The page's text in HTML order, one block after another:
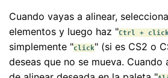
Cuando vayas a alinear,
elementos y luego haz "Ctrl +
simplemente "click" (si es CS2 o
deseas que no se mueva.